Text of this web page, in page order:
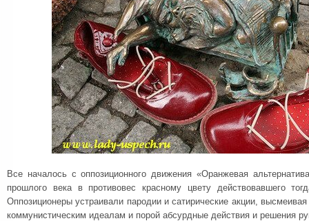
Все началось с оппозиционного движения «Оранжевая
прошлого века в противовес красному цвету действовавшего
Оппозиционеры устраивали пародии и сатирические акции,
коммунистическим идеалам и порой абсурдные действия и решения